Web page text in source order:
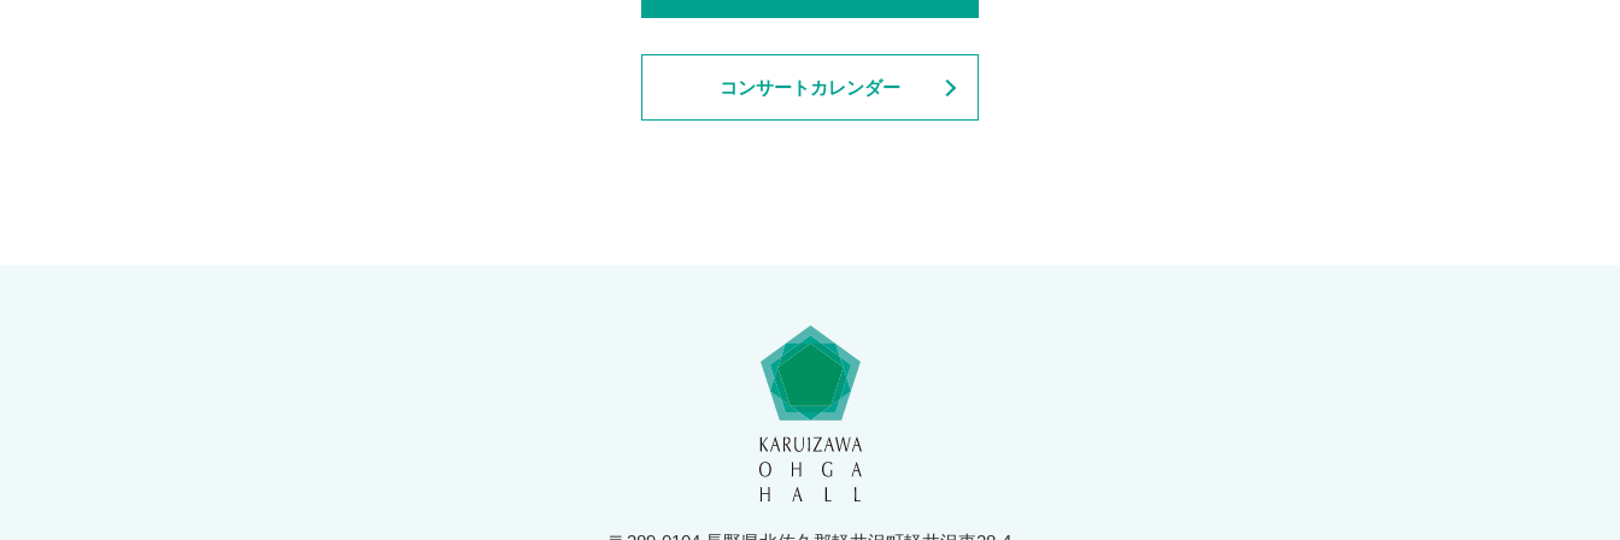
コンサートカレンダー